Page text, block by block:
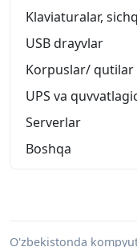
Klaviaturalar,
USB drayvlar
Korpuslar/ qutilar
UPS va
Serverlar
Boshqa
O'zbekistonda